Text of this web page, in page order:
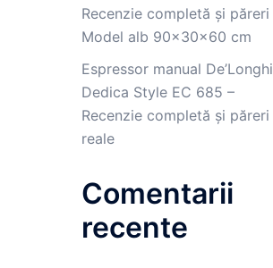
Recenzie completă și păreri |
Model alb 90x30x60 cm
Espressor manual De’Longhi
Dedica Style EC 685 –
Recenzie completă și păreri
reale
Comentarii
recente